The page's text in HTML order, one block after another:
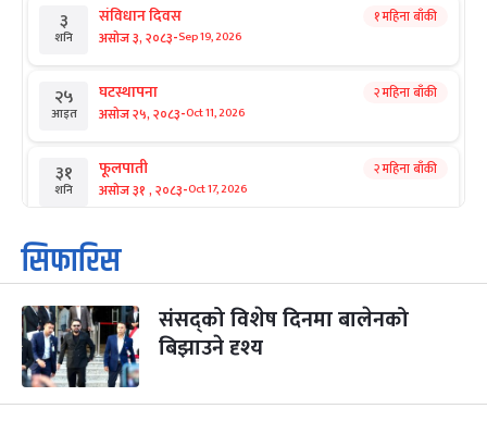
३
शनि
संविधान दिवस
असोज ३, २०८३-Sep 19, 2026
१ महिना बाँकी
२५
आइत
घटस्थापना
असोज २५, २०८३-Oct 11, 2026
२ महिना बाँकी
३१
शनि
फूलपाती
असोज ३१ , २०८३-Oct 17, 2026
२ महिना बाँकी
१
आइत
कार्तिक सङ्क्रान्ति
कार्तिक १, २०८३
३
मंगल
महानवमी
कार्तिक ३, २०८३-Oct 20, 2026
२ महिना बाँकी
४
सिफारिस
संसद्को विशेष दिनमा बालेनको
बिझाउने दृश्य